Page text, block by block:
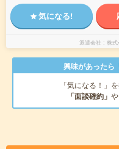
気になる!
派遣会社 株式
興味があったら
「気になる！」
「面談確約」 や